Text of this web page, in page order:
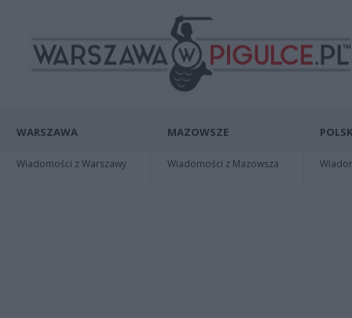
WARSZAWA
Wiadomości z Warszawy
MAZOWSZE
Wiadomości z Mazowsza